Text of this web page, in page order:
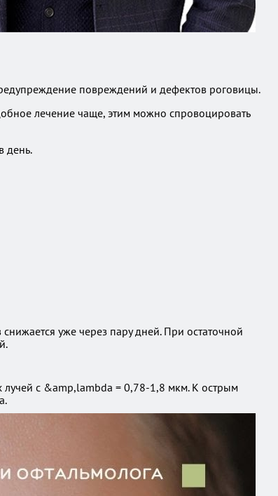
повреждений и дефектов роговицы.
лечение чаще, этим можно спровоцировать
день.
уже через пару дней. При остаточной
лучей с &amp,lambda = 0,78-1,8 мкм. К острым